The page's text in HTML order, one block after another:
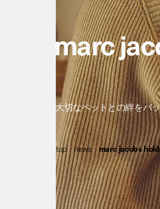
marc
holds
大切なペットとの絆をバ
top/news/marc jacobs
marc jacobs